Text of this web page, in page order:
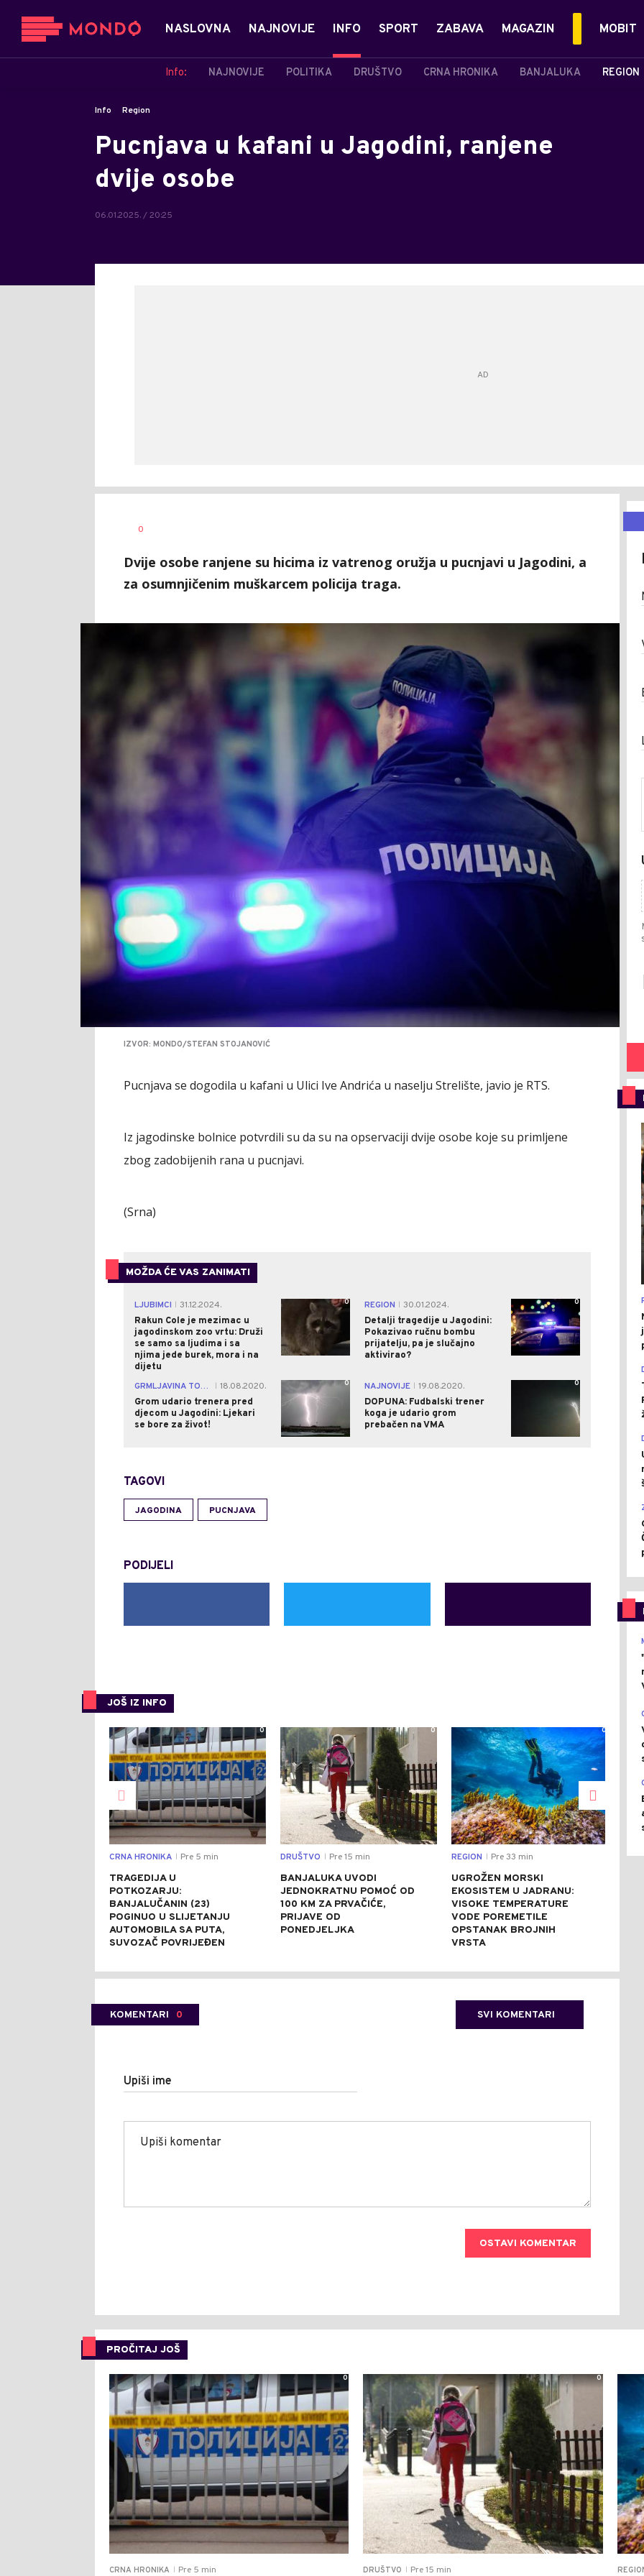
NASLOVNA NAJNOVIJE INFO
Info: NAJNOVIJE POLITIKA DRUŠTVO CRNA HRONIKA BANJALUKA REGION
SPORT ZABAVA MAGAZIN MOBIT
Info Region
Pucnjava u kafani u Jagodini, ranjene
dvije osobe
06.01.2025. / 20:25
AUTOR
0
Dvije osobe ranjene su hicima iz vatrenog oružja u pucnjavi u Jagodini, a
za osumnjičenim muškarcem policija traga.
IZVOR: MONDO/STEFAN STOJANOVIĆ
Pucnjava se dogodila u kafani u Ulici Ive Andrića u naselju Strelište, javio je RTS.
Iz jagodinske bolnice potvrdili su da su na opservaciji dvije osobe koje su primljene
zbog zadobijenih rana u pucnjavi.
(Srna)
MOŽDA ĆE VAS ZANIMATI
LJUBIMCI
31.12.2024.
Rakun Cole je mezimac u
jagodinskom zoo vrtu: Druži
se samo sa ljudima i sa
njima jede burek, mora i na
dijetu
0 REGION
30.01.2024.
Detalji tragedije u Jagodini:
Pokazivao ručnu bombu
prijatelju, pa je slučajno
aktivirao?
0
GRMLJAVINA TOKOM TRENINGA
18.08.2020.
Grom udario trenera pred
djecom u Jagodini: Ljekari
se bore za život!
0 NAJNOVIJE
19.08.2020.
DOPUNA: Fudbalski trener
koga je udario grom
prebačen na VMA
0
TAGOVI
JAGODINA PUCNJAVA
PODIJELI
JOŠ IZ INFO
0
CRNA HRONIKA Pre 5 min
TRAGEDIJA U
POTKOZARJU:
BANJALUČANIN (23)
POGINUO U SLIJETANJU
AUTOMOBILA SA PUTA,
SUVOZAČ POVRIJEĐEN
0
DRUŠTVO Pre 15 min
BANJALUKA UVODI
JEDNOKRATNU POMOĆ OD
100 KM ZA PRVAČIĆE,
PRIJAVE OD
PONEDJELJKA
0
REGION Pre 33 min
UGROŽEN MORSKI
EKOSISTEM U JADRANU:
VISOKE TEMPERATURE
VODE POREMETILE
OPSTANAK BROJNIH
VRSTA
KOMENTARI 0 SVI KOMENTARI
Upiši ime
OSTAVI KOMENTAR
PROČITAJ JOŠ
CRNA HRONIKA Pre 5 min
0
DRUŠTVO Pre 15 min
0